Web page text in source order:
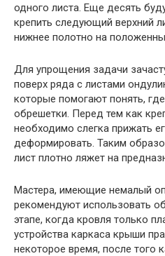
одного листа. Еще десять
крепить следующий верхний
нижнее полотно на
Для упрощения задачи
поверх ряда с листами
которые помогают понять,
обрешетки. Перед тем как
необходимо слегка прижать
деформировать. Таким
лист плотно ляжет на
Мастера, имеющие немалый
рекомендуют использовать
этапе, когда кровля только
устройства каркаса крыши
некоторое время, после того